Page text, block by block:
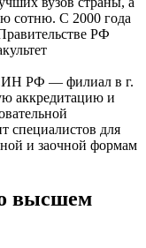
сотню. С 2000 года
РФ
РФ — филиал в г.
аккредитацию и
специалистов для
и заочной формам
высшем